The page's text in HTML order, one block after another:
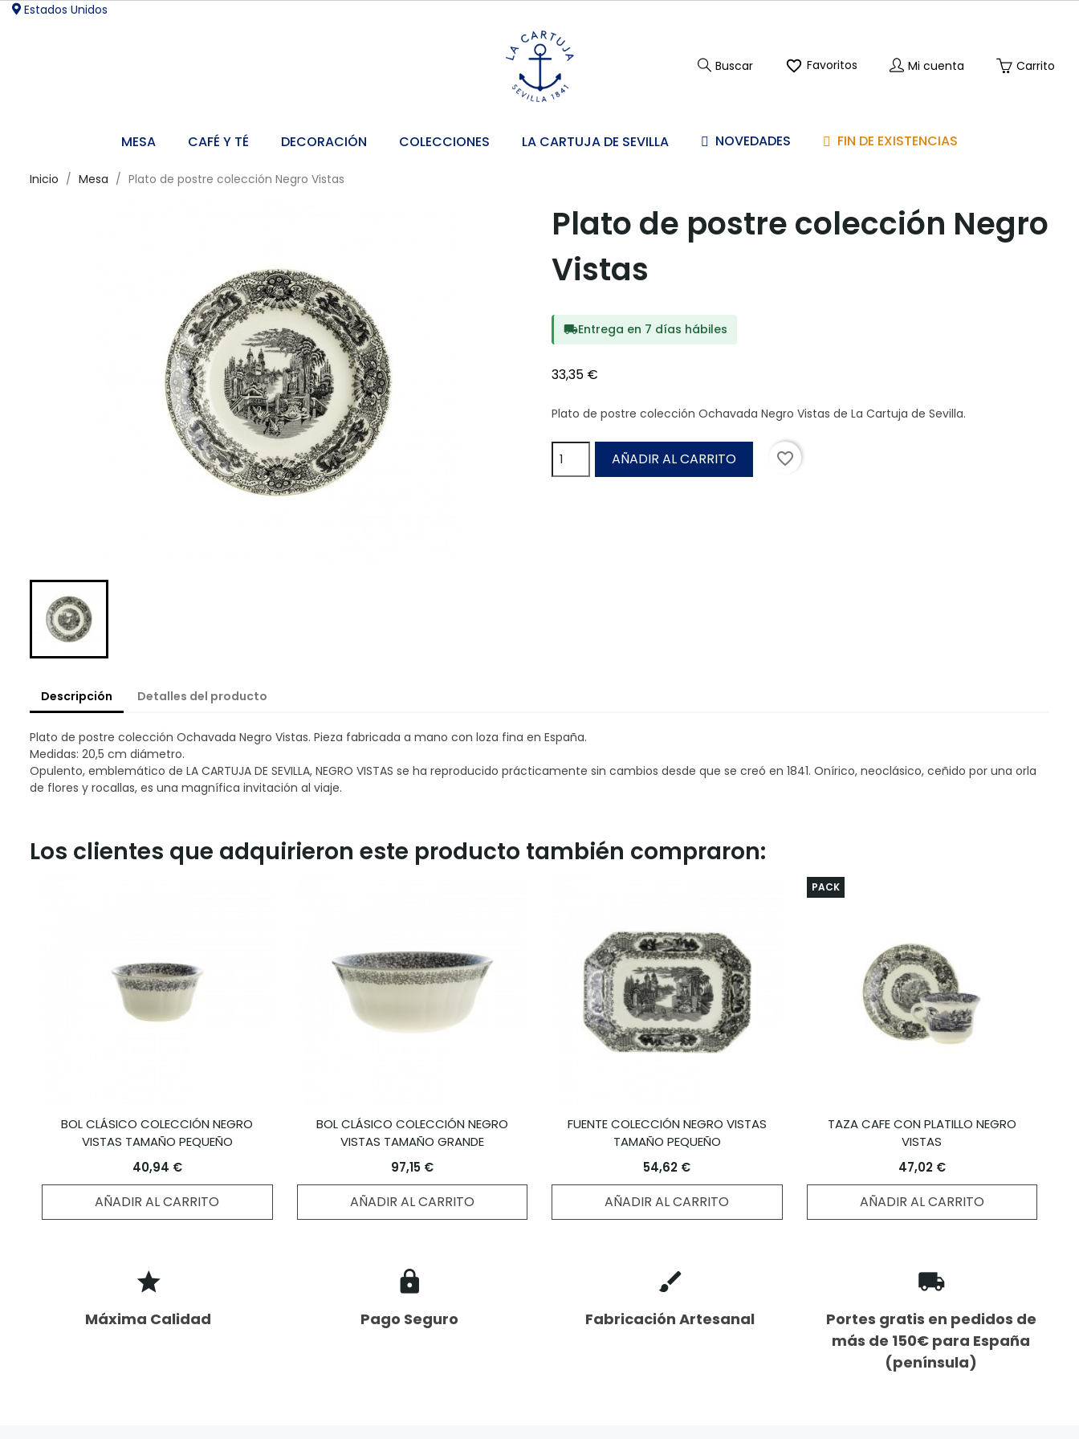
Estados Unidos
Buscar  Favoritos Mi cuenta Carrito
MESA CAFÉ Y TÉ DECORACIÓN COLECCIONES LA CARTUJA DE SEVILLA NOVEDADES FIN DE EXISTENCIAS
Inicio Mesa Plato de postre colección Negro Vistas
Plato de postre colección Negro
Vistas
local_shippingEntrega en 7 días hábiles
33,35 €
Plato de postre colección Ochavada Negro Vistas de La Cartuja de Sevilla.
AÑADIR AL CARRITO favorite_border
Descripción Detalles del producto
Plato de postre colección Ochavada Negro Vistas. Pieza fabricada a mano con loza fina en España.
Medidas: 20,5 cm diámetro.
Opulento, emblemático de LA CARTUJA DE SEVILLA, NEGRO VISTAS se ha reproducido prácticamente sin cambios desde que se creó en 1841. Onírico, neoclásico, ceñido por una orla
de flores y rocallas, es una magnífica invitación al viaje.
Los clientes que adquirieron este producto también compraron:
BOL CLÁSICO COLECCIÓN NEGRO
VISTAS TAMAÑO PEQUEÑO
40,94 €
AÑADIR AL CARRITO
BOL CLÁSICO COLECCIÓN NEGRO
VISTAS TAMAÑO GRANDE
97,15 €
AÑADIR AL CARRITO
FUENTE COLECCIÓN NEGRO VISTAS
TAMAÑO PEQUEÑO
54,62 €
AÑADIR AL CARRITO
PACK
TAZA CAFE CON PLATILLO NEGRO
VISTAS
47,02 €
AÑADIR AL CARRITO
Máxima Calidad Pago Seguro Fabricación Artesanal
Portes gratis en pedidos de
más de 150€ para España
(península)